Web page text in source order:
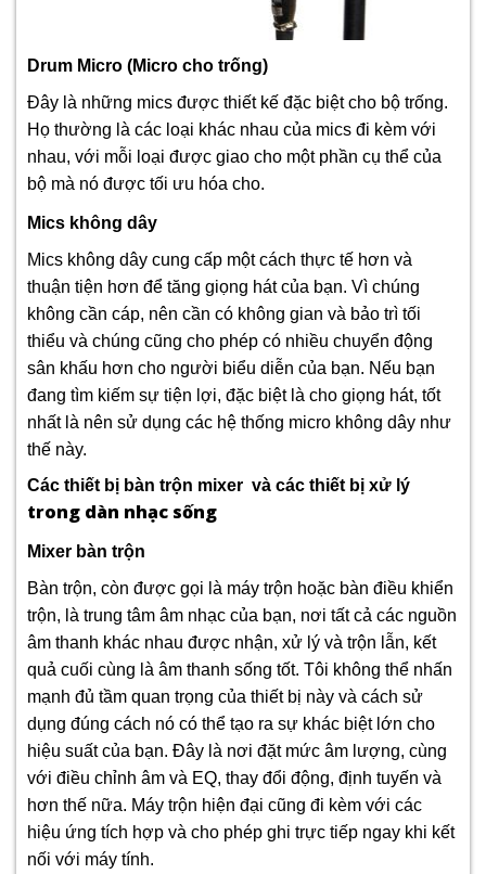
Drum Micro (Micro cho trống)
Đây là những mics được thiết kế đặc biệt cho bộ trống.
Họ thường là các loại khác nhau của mics đi kèm với
nhau, với mỗi loại được giao cho một phần cụ thể của
bộ mà nó được tối ưu hóa cho.
Mics không dây
Mics không dây cung cấp một cách thực tế hơn và
thuận tiện hơn để tăng giọng hát của bạn. Vì chúng
không cần cáp, nên cần có không gian và bảo trì tối
thiểu và chúng cũng cho phép có nhiều chuyển động
sân khấu hơn cho người biểu diễn của bạn. Nếu bạn
đang tìm kiếm sự tiện lợi, đặc biệt là cho giọng hát, tốt
nhất là nên sử dụng các hệ thống micro không dây như
thế này.
Các thiết bị bàn trộn mixer và các thiết bị xử lý
trong dàn nhạc sống
Mixer bàn trộn
Bàn trộn, còn được gọi là máy trộn hoặc bàn điều khiển
trộn, là trung tâm âm nhạc của bạn, nơi tất cả các nguồn
âm thanh khác nhau được nhận, xử lý và trộn lẫn, kết
quả cuối cùng là âm thanh sống tốt. Tôi không thể nhấn
mạnh đủ tầm quan trọng của thiết bị này và cách sử
dụng đúng cách nó có thể tạo ra sự khác biệt lớn cho
hiệu suất của bạn. Đây là nơi đặt mức âm lượng, cùng
với điều chỉnh âm và EQ, thay đổi động, định tuyến và
hơn thế nữa. Máy trộn hiện đại cũng đi kèm với các
hiệu ứng tích hợp và cho phép ghi trực tiếp ngay khi kết
nối với máy tính.